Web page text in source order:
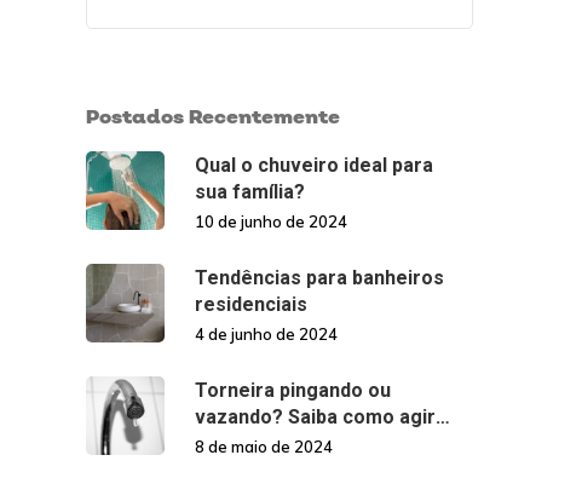
Postados Recentemente
Qual o chuveiro ideal para
sua família?
10 de junho de 2024
Tendências para banheiros
residenciais
4 de junho de 2024
Torneira pingando ou
vazando? Saiba como agir
nessas situações!
8 de maio de 2024